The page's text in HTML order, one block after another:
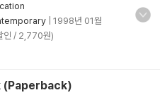
1998년 01월
인 / 2,770원)
(Paperback)